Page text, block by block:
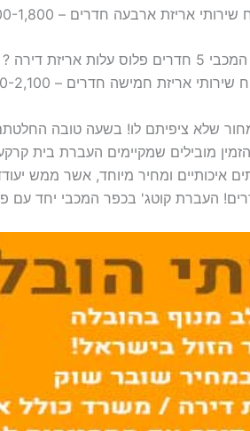
דירה ?
שלא ציפיתם לו! בשעה טובה
מובילים שמקיימים העברת בית
איכותיים ומחיר מיוחד, אשר ממש
העברת קוטג' בכפר המכבי יחד עם